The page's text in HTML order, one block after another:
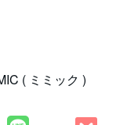
( ミミック )